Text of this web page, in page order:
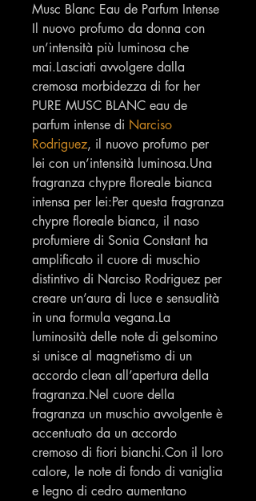
Musc Blanc Eau de Parfum Intense
Il nuovo profumo da donna con
un’intensità più luminosa che
mai.Lasciati avvolgere dalla
cremosa morbidezza di for her
PURE MUSC BLANC eau de
parfum intense di Narciso
Rodriguez, il nuovo profumo per
lei con un’intensità luminosa.Una
fragranza chypre floreale bianca
intensa per lei:Per questa fragranza
chypre floreale bianca, il naso
profumiere di Sonia Constant ha
amplificato il cuore di muschio
distintivo di Narciso Rodriguez per
creare un’aura di luce e sensualità
in una formula vegana.La
luminosità delle note di gelsomino
si unisce al magnetismo di un
accordo clean all’apertura della
fragranza.Nel cuore della
fragranza un muschio avvolgente è
accentuato da un accordo
cremoso di fiori bianchi.Con il loro
calore, le note di fondo di vaniglia
e legno di cedro aumentano